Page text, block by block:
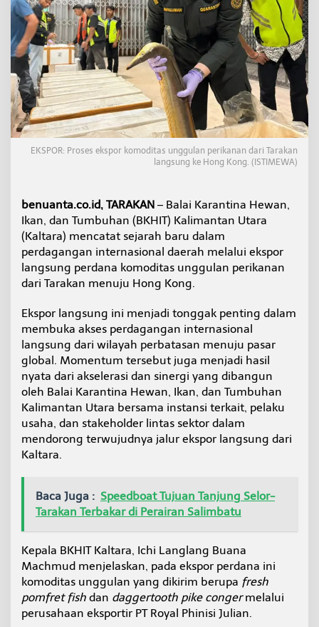
a
n
K
a
l
t
r
a
D
i
e
o
r
L
a
n
g
s
n
g
d
a
r
i
a
r
a
k
H
o
K
o
n
g
EKSPOR: Proses ekspor komoditas unggulan perikanan dari Tarakan
langsung ke Hong Kong. (ISTIMEWA)
benuanta.co.id, TARAKAN – Balai Karantina Hewan,
Ikan, dan Tumbuhan (BKHIT) Kalimantan Utara
(Kaltara) mencatat sejarah baru dalam
perdagangan internasional daerah melalui ekspor
langsung perdana komoditas unggulan perikanan
dari Tarakan menuju Hong Kong.
Ekspor langsung ini menjadi tonggak penting dalam
membuka akses perdagangan internasional
langsung dari wilayah perbatasan menuju pasar
global. Momentum tersebut juga menjadi hasil
nyata dari akselerasi dan sinergi yang dibangun
oleh Balai Karantina Hewan, Ikan, dan Tumbuhan
Kalimantan Utara bersama instansi terkait, pelaku
usaha, dan stakeholder lintas sektor dalam
mendorong terwujudnya jalur ekspor langsung dari
Kaltara.
Baca Juga : Speedboat Tujuan Tanjung Selor-
Tarakan Terbakar di Perairan Salimbatu
Kepala BKHIT Kaltara, Ichi Langlang Buana
Machmud menjelaskan, pada ekspor perdana ini
komoditas unggulan yang dikirim berupa fresh
pomfret fish dan daggertooth pike congermelalui
perusahaan eksportir PT Royal Phinisi Julian.